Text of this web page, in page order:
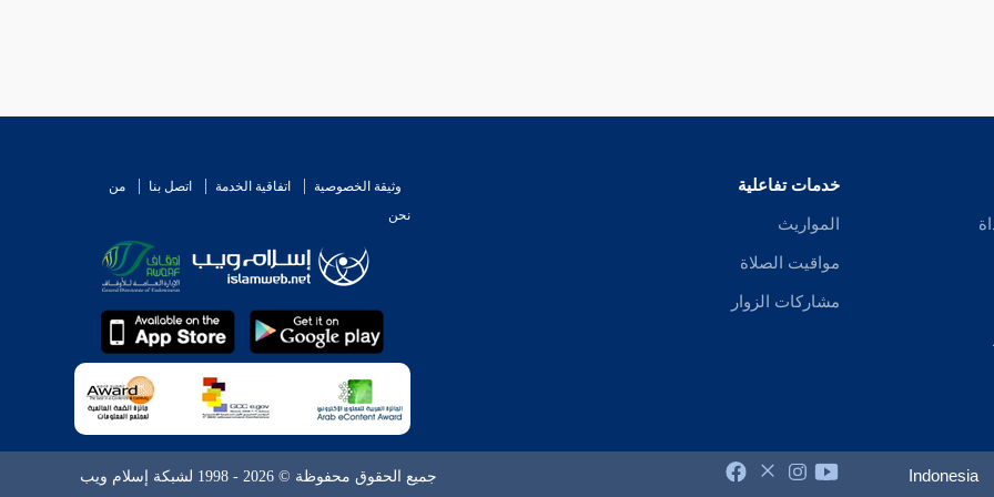
خدمات تفاعلية
المواريث
مواقيت الصلاة
مشاركات الزوار
وثيقة الخصوصية اتفاقية الخدمة اتصل بنا
من
نحن
Indonesia جميع الحقوق محفوظة © 2026 - 1998 لشبكة إسلام ويب